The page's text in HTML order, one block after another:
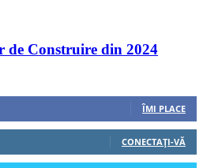
Construire din 2024
ÎMI PLACE
CONECTAȚI-VĂ